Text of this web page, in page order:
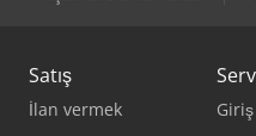
Satış
İlan vermek